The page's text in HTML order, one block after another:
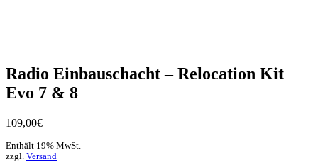
Radio Einbauschacht – Relocation Kit
Evo 7 & 8
109,00€
Enthält 19% MwSt.
zzgl. Versand